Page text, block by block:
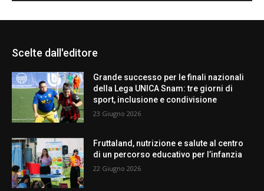
Scelte dall'editore
Grande successo per le finali nazionali
della Lega UNICA Snam: tre giorni di
sport, inclusione e condivisione
23 Giugno 2026
Fruttaland, nutrizione e salute al centro
di un percorso educativo per l’infanzia
22 Giugno 2026